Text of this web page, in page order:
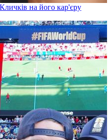
на його кар'єру